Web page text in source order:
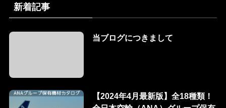
新着記事
当ブログにつきまして
【2024年4月最新版】全18種類！